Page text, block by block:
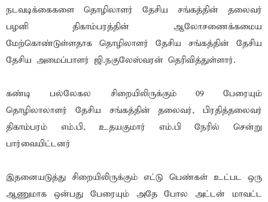
நடவடிக்கைகளை தொழிலாளர் தேசிய சங்கத்தின் தலைவர்
பழனி திகாம்பரத்தின் ஆலோசணைக்கமைய
மேற்கொண்டுள்ளதாக தொழிலாளர் தேசிய சங்கத்தின் தேசிய
தேசிய அமைப்பாளர் ஜி.நகுலேஸ்வரன் தெரிவித்துள்ளார்.
கண்டி பல்லேகல சிறையிலிருக்கும் 09 பேரையும்
தொழிலாலாளர் தேசிய சங்கத்தின் தலைவர், பிரதித்தலைவர்
திகாம்பரம் எம்.பி, உதயகுமார் எம்.பி நேரில் சென்று
பார்வையிட்டனர்
இதனையடுத்து சிறையிலிருக்கும் எட்டு பெண்கள் உட்பட ஒரு
ஆணுமாக ஒன்பது பேரையும் அதே போல அட்டன் மாவட்ட